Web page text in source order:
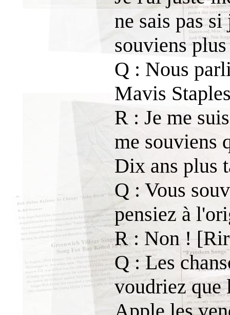
ne sais pas
souviens
Q : Nous
Mavis
R : Je me
me souviens
Dix ans plus
Q : Vous
pensiez à
R : Non !
Q : Les
voudriez que